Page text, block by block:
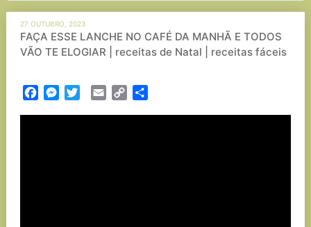
27 OUTUBRO, 2023
FAÇA ESSE LANCHE NO CAFÉ DA MANHÃ E TODOS
VÃO TE ELOGIAR | receitas de Natal | receitas fáceis
FacebookMessenger
TwitterEmail Copy